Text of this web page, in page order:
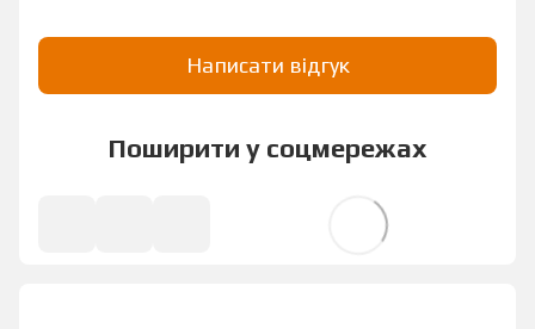
Написати відгук
Поширити у соцмережах